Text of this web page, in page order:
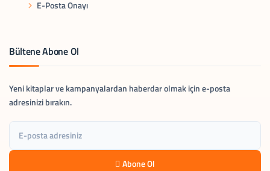
E-Posta Onayı
Bültene Abone Ol
Yeni kitaplar ve kampanyalardan haberdar olmak için e-posta
adresinizi bırakın.
Abone Ol